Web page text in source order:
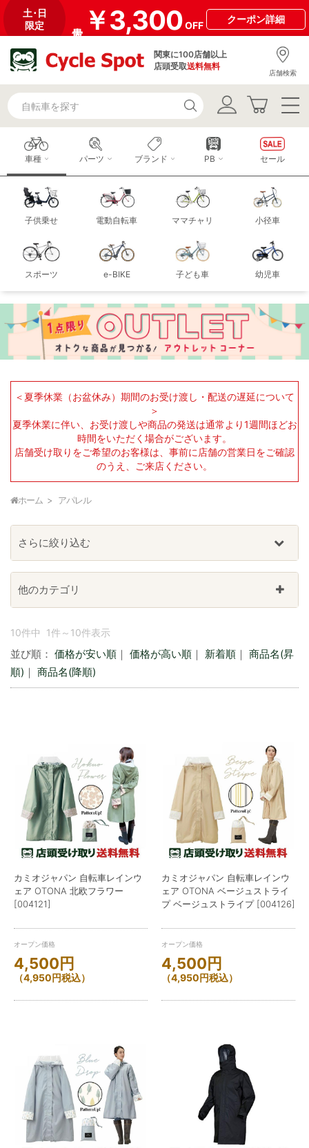
土･日
限定
￥3,300OFF
クーポン詳細
関東に100店舗以上
店頭受取送料無料
店舗検索
車種
子供乗せ 電動自転車 ママチャリ 小径車
スポーツ e-BIKE 子ども車 幼児車
パーツ ブランド PB セール
＜夏季休業（お盆休み）期間のお受け渡し・配送の遅延について
＞
夏季休業に伴い、お受け渡しや商品の発送は通常より1週間ほどお
時間をいただく場合がございます。
店舗受け取りをご希望のお客様は、事前に店舗の営業日をご確認
のうえ、ご来店ください。
ホーム アパレル
10件中 1件～10件表示
並び順： 価格が安い順 ｜ 価格が高い順 ｜ 新着順 ｜ 商品名(昇
順) ｜ 商品名(降順)
カミオジャパン 自転車レインウ
ェア OTONA 北欧フラワー
[004121]
オープン価格
4,500円
（4,950円税込）
カミオジャパン 自転車レインウ
ェア OTONA ベージュストライ
プ ベージュストライプ [004126]
オープン価格
4,500円
（4,950円税込）
さらに絞り込む
他のカテゴリ